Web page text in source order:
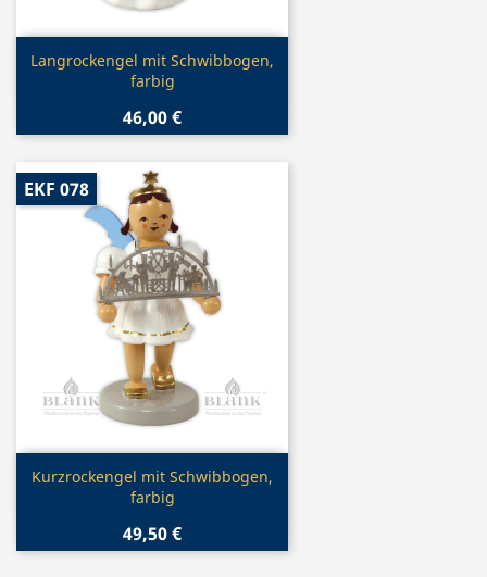
Vorschau
Langrockengel mit Schwibbogen,
farbig
46,00 €
Vorschau
Kurzrockengel mit Schwibbogen,
farbig
49,50 €
EKF 078